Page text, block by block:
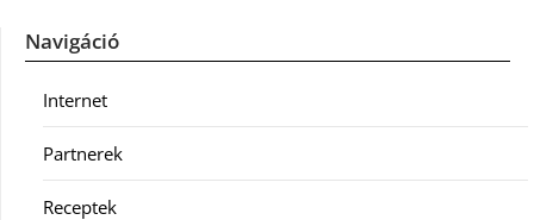
Navigáció
Internet
Partnerek
Receptek